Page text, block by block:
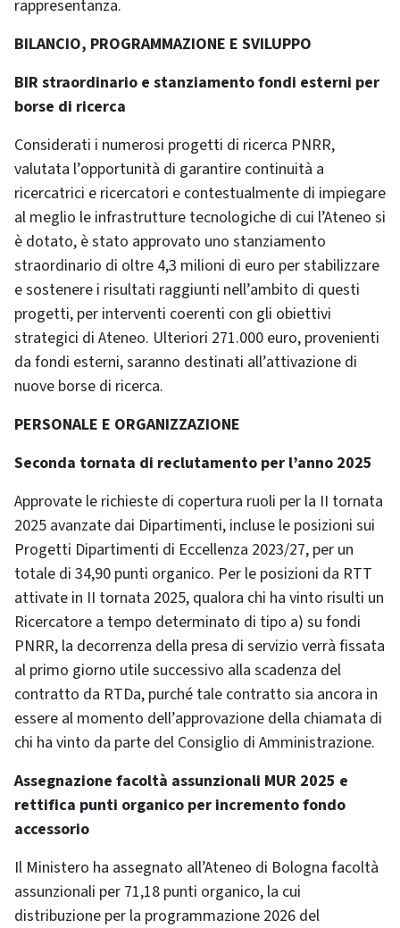
rappresentanza.
BILANCIO, PROGRAMMAZIONE E SVILUPPO
BIR straordinario e stanziamento fondi esterni per
borse di ricerca
Considerati i numerosi progetti di ricerca PNRR,
valutata l’opportunità di garantire continuità a
ricercatrici e ricercatori e contestualmente di impiegare
al meglio le infrastrutture tecnologiche di cui l’Ateneo si
è dotato, è stato approvato uno stanziamento
straordinario di oltre 4,3 milioni di euro per stabilizzare
e sostenere i risultati raggiunti nell’ambito di questi
progetti, per interventi coerenti con gli obiettivi
strategici di Ateneo. Ulteriori 271.000 euro, provenienti
da fondi esterni, saranno destinati all’attivazione di
nuove borse di ricerca.
PERSONALE E ORGANIZZAZIONE
Seconda tornata di reclutamento per l’anno 2025
Approvate le richieste di copertura ruoli per la II tornata
2025 avanzate dai Dipartimenti, incluse le posizioni sui
Progetti Dipartimenti di Eccellenza 2023/27, per un
totale di 34,90 punti organico. Per le posizioni da RTT
attivate in II tornata 2025, qualora chi ha vinto risulti un
Ricercatore a tempo determinato di tipo a) su fondi
PNRR, la decorrenza della presa di servizio verrà fissata
al primo giorno utile successivo alla scadenza del
contratto da RTDa, purché tale contratto sia ancora in
essere al momento dell’approvazione della chiamata di
chi ha vinto da parte del Consiglio di Amministrazione.
Assegnazione facoltà assunzionali MUR 2025 e
rettifica punti organico per incremento fondo
accessorio
Il Ministero ha assegnato all’Ateneo di Bologna facoltà
assunzionali per 71,18 punti organico, la cui
distribuzione per la programmazione 2026 del